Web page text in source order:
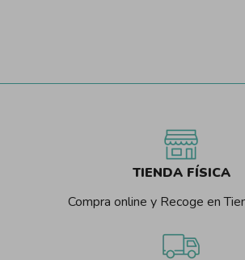
TIENDA FÍSICA
Compra online y Recoge en